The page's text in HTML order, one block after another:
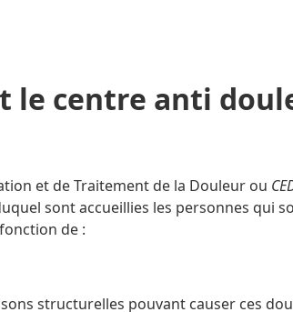
le centre anti
et de Traitement de la Douleur ou
sont accueillies les personnes qui
de :
structurelles pouvant causer ces